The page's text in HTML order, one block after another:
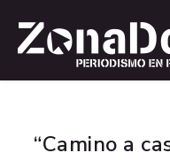
“Camino a